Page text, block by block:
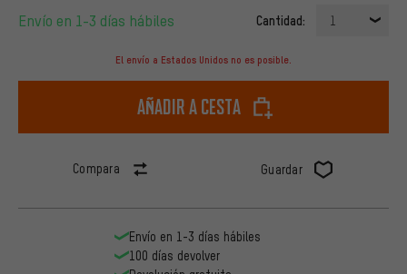
Envío en 1-3 días hábiles Cantidad: 1
El envío a Estados Unidos no es posible.
Añadir a cesta
Compara Guardar
Envío en 1-3 días hábiles
100 días devolver